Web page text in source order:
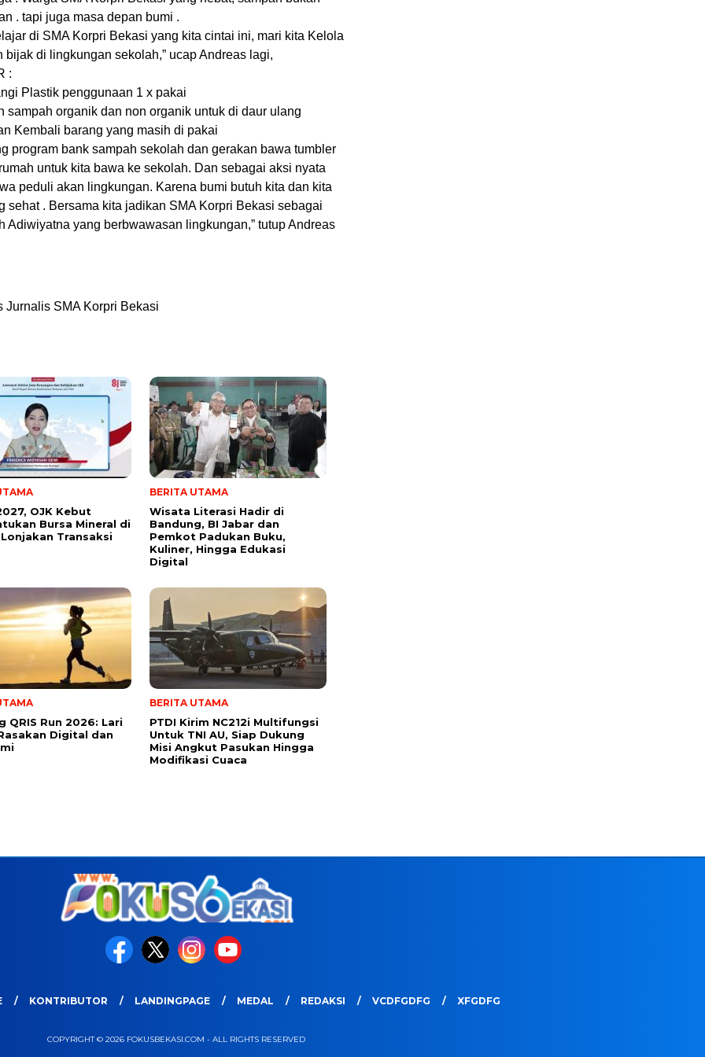
. tapi juga masa depan bumi .
di SMA Korpri Bekasi yang kita cintai ini, mari kita Kelola
bijak di lingkungan sekolah,” ucap Andreas lagi,
:
Plastik penggunaan 1 x pakai
sampah organik dan non organik untuk di daur ulang
Kembali barang yang masih di pakai
program bank sampah sekolah dan gerakan bawa tumbler
untuk kita bawa ke sekolah. Dan sebagai aksi nyata
peduli akan lingkungan. Karena bumi butuh kita dan kita
sehat . Bersama kita jadikan SMA Korpri Bekasi sebagai
Adiwiyatna yang berbwawasan lingkungan,” tutup Andreas
Jurnalis SMA Korpri Bekasi
OJK Kebut
Bursa Mineral di
Transaksi
BERITA UTAMA
Wisata Literasi Hadir di
Bandung, BI Jabar dan
Pemkot Padukan Buku,
Kuliner, Hingga Edukasi
Digital
QRIS Run 2026: Lari
Digital dan
BERITA UTAMA
PTDI Kirim NC212i Multifungsi
Untuk TNI AU, Siap Dukung
Misi Angkut Pasukan Hingga
Modifikasi Cuaca
KONTRIBUTOR LANDINGPAGE MEDAL REDAKSI VCDFGDFG XFGDFG
COPYRIGHT © 2026 FOKUSBEKASI.COM - ALL RIGHTS RESERVED